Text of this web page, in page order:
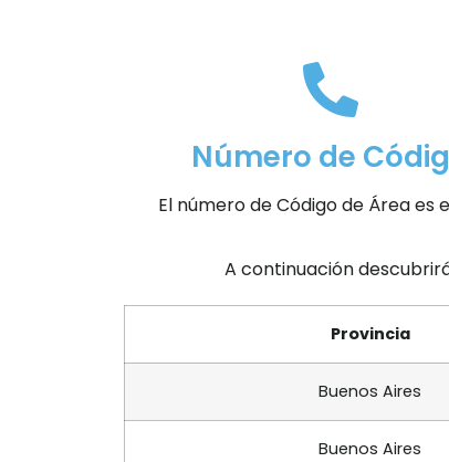
Número de
El número de Código de Área es
A continuación
Provincia
Buenos Aires
Buenos Aires